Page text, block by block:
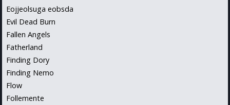
Eojjeolsuga eobsda
Evil Dead Burn
Fallen Angels
Fatherland
Finding Dory
Finding Nemo
Flow
Follemente